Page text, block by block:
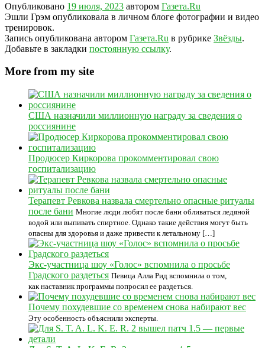
Опубликовано 19 июля, 2023 автором Газета.Ru
Эшли Грэм опубликовала в личном блоге фотографии и видео
тренировок.
Запись опубликована автором Газета.Ru в рубрике Звёзды.
Добавьте в закладки постоянную ссылку.
More from my site
США назначили миллионную награду за сведения о
россиянине
Продюсер Киркорова прокомментировал свою
госпитализацию
Терапевт Ревкова назвала смертельно опасные ритуалы
после бани Многие люди любят после бани обливаться ледяной
водой или выпивать спиртное. Однако такие действия могут быть
опасны для здоровья и даже привести к летальному […]
Экс-участница шоу «Голос» вспомнила о просьбе
Градского раздеться Певица Алла Рид вспомнила о том,
как наставник программы попросил ее раздеться.
Почему похудевшие со временем снова набирают вес
Эту особенность объяснили эксперты.